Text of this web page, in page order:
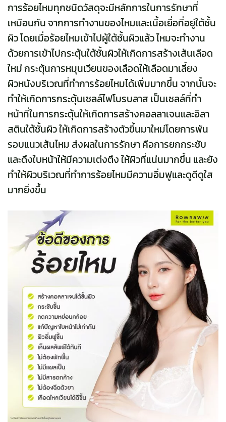
การร้อยไหมทุกชนิดวัสดุจะมีหลักการในการรักษาที่
เหมือนกัน จากการทำงานของไหมและเนื้อเยื่อที่อยู่ใต้ชั้น
ผิว โดยเมื่อร้อยไหมเข้าไปผู้ใต้ชั้นผิวแล้ว ไหมจะทำงาน
ด้วยการเข้าไปกระตุ้นใต้ชั้นผิวให้เกิดการสร้างเส้นเลือด
ใหม่ กระตุ้นการหมุนเวียนของเลือดให้เลือดมาเลี้ยง
ผิวหนังบริเวณที่ทำการร้อยไหมได้เพิ่มมากขึ้น จากนั้นจะ
ทำให้เกิดการกระตุ้นเซลล์ไฟโบรบลาส เป็นเซลล์ที่ทำ
หน้าที่ในการกระตุ้นให้เกิดการสร้างคอลลาเจนและอิลา
สตินใต้ชั้นผิว ให้เกิดการสร้างตัวขึ้นมาใหม่โดยการพัน
รอบแนวเส้นไหม ส่งผลในการรักษา คือการยกกระชับ
และดึงใบหน้าให้มีความเต่งตึง ให้ผิวที่แน่นมากขึ้น และยัง
ทำให้ผิวบริเวณที่ทำการร้อยไหมมีความอิ่มฟูและดูดีดูใส
มากยิ่งขึ้น